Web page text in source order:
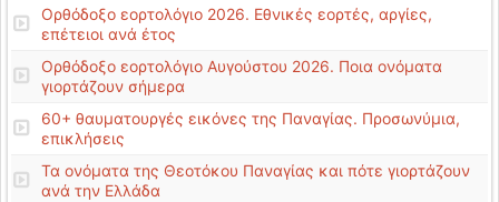
Ορθόδοξο εορτολόγιο 2026. Εθνικές εορτές, αργίες,
επέτειοι ανά έτος
Ορθόδοξο εορτολόγιο Αυγούστου 2026. Ποια ονόματα
γιορτάζουν σήμερα
60+ θαυματουργές εικόνες της Παναγίας. Προσωνύμια,
επικλήσεις
Τα ονόματα της Θεοτόκου Παναγίας και πότε γιορτάζουν
ανά την Ελλάδα